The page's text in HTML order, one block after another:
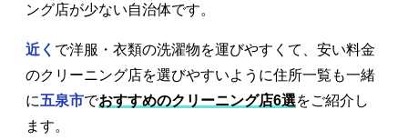
ング店が少ない自治体です。
近く で洋服・衣類の洗濯物を運びやすくて、安い料金
のクリーニング店を選びやすいように住所一覧も一緒
に五泉市でおすすめのクリーニング店6選をご紹介し
ます。